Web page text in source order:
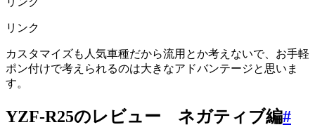
リンク
カスタマイズも人気車種だから流用とか考えないで、お手軽
ポン付けで考えられるのは大きなアドバンテージと思いま
す。
YZF-R25のレビュー ネガティブ編#